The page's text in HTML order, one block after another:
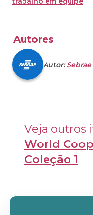
Autores
Autor:
World
Coleção 1